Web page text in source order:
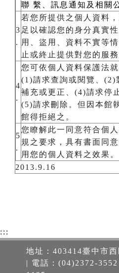
聯 繫、訊息通知及相關
3
.
若您所提供之個人資料
足以確認您的身分真實
用、盜用、資料不實等
止或終止提供對您的服
4
.
您可依個人資料保護法
(1)請求查詢或閱覽、(2)
補充或更正、(4)請求停
(5)請求刪除。但因本館
館得拒絕之。
5
.
您瞭解此一同意符合個
規之要求，具有書面同
用您的個人資料之效果。
2013.9.16
:::
地址：403414臺中市
| 電話：(04)2372-